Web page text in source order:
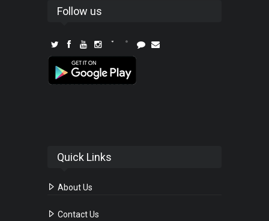
Follow us
Quick Links
About Us
Contact Us